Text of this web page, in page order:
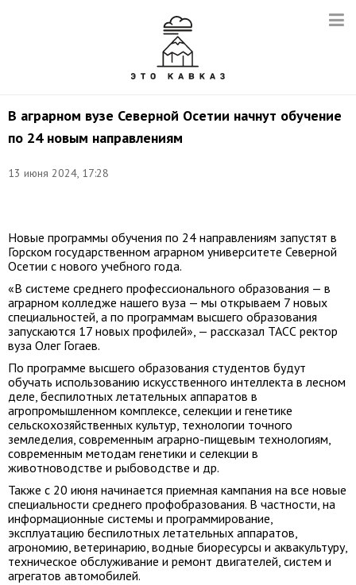
В аграрном вузе Северной Осетии начнут обучение
по 24 новым направлениям
13 июня 2024, 17:28
Новые программы обучения по 24 направлениям запустят в
Горском государственном аграрном университете Северной
Осетии с нового учебного года.
«В системе среднего профессионального образования — в
аграрном колледже нашего вуза — мы открываем 7 новых
специальностей, а по программам высшего образования
запускаются 17 новых профилей», — рассказал ТАСС ректор
вуза Олег Гогаев.
По программе высшего образования студентов будут
обучать использованию искусственного интеллекта в лесном
деле, беспилотных летательных аппаратов в
агропромышленном комплексе, селекции и генетике
сельскохозяйственных культур, технологии точного
земледелия, современным аграрно-пищевым технологиям,
современным методам генетики и селекции в
животноводстве и рыбоводстве и др.
Также с 20 июня начинается приемная кампания на все новые
специальности среднего профобразования. В частности, на
информационные системы и программирование,
эксплуатацию беспилотных летательных аппаратов,
агрономию, ветеринарию, водные биоресурсы и аквакультуру,
техническое обслуживание и ремонт двигателей, систем и
агрегатов автомобилей.